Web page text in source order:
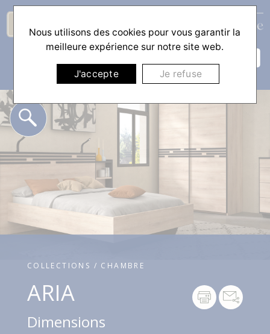
☰
COLLECTIONS / CHAMBRE
ARIA
Dimensions
Nous utilisons des cookies pour vous garantir la
meilleure expérience sur notre site web.
J'accepte Je refuse